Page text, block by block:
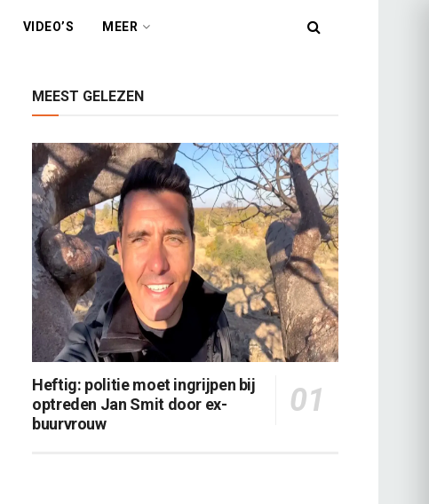
VIDEO’S MEER
MEEST GELEZEN
Heftig: politie moet ingrijpen bij
optreden Jan Smit door ex-
buurvrouw